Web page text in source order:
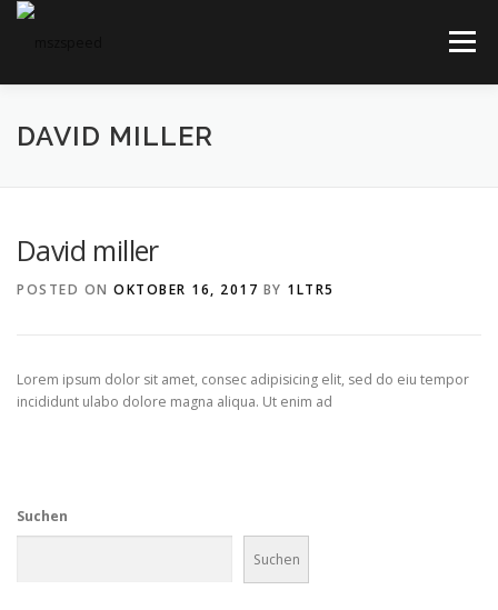
Skip
Menu
HOME KONTAKT
DAVID MILLER
David miller
POSTED ON OKTOBER 16, 2017 BY 1LTR5
Lorem ipsum dolor sit amet, consec adipisicing elit, sed do eiu tempor
incididunt ulabo dolore magna aliqua. Ut enim ad
Suchen
Suchen